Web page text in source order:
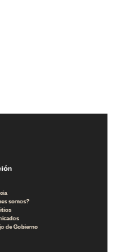
somos?
de Gobierno